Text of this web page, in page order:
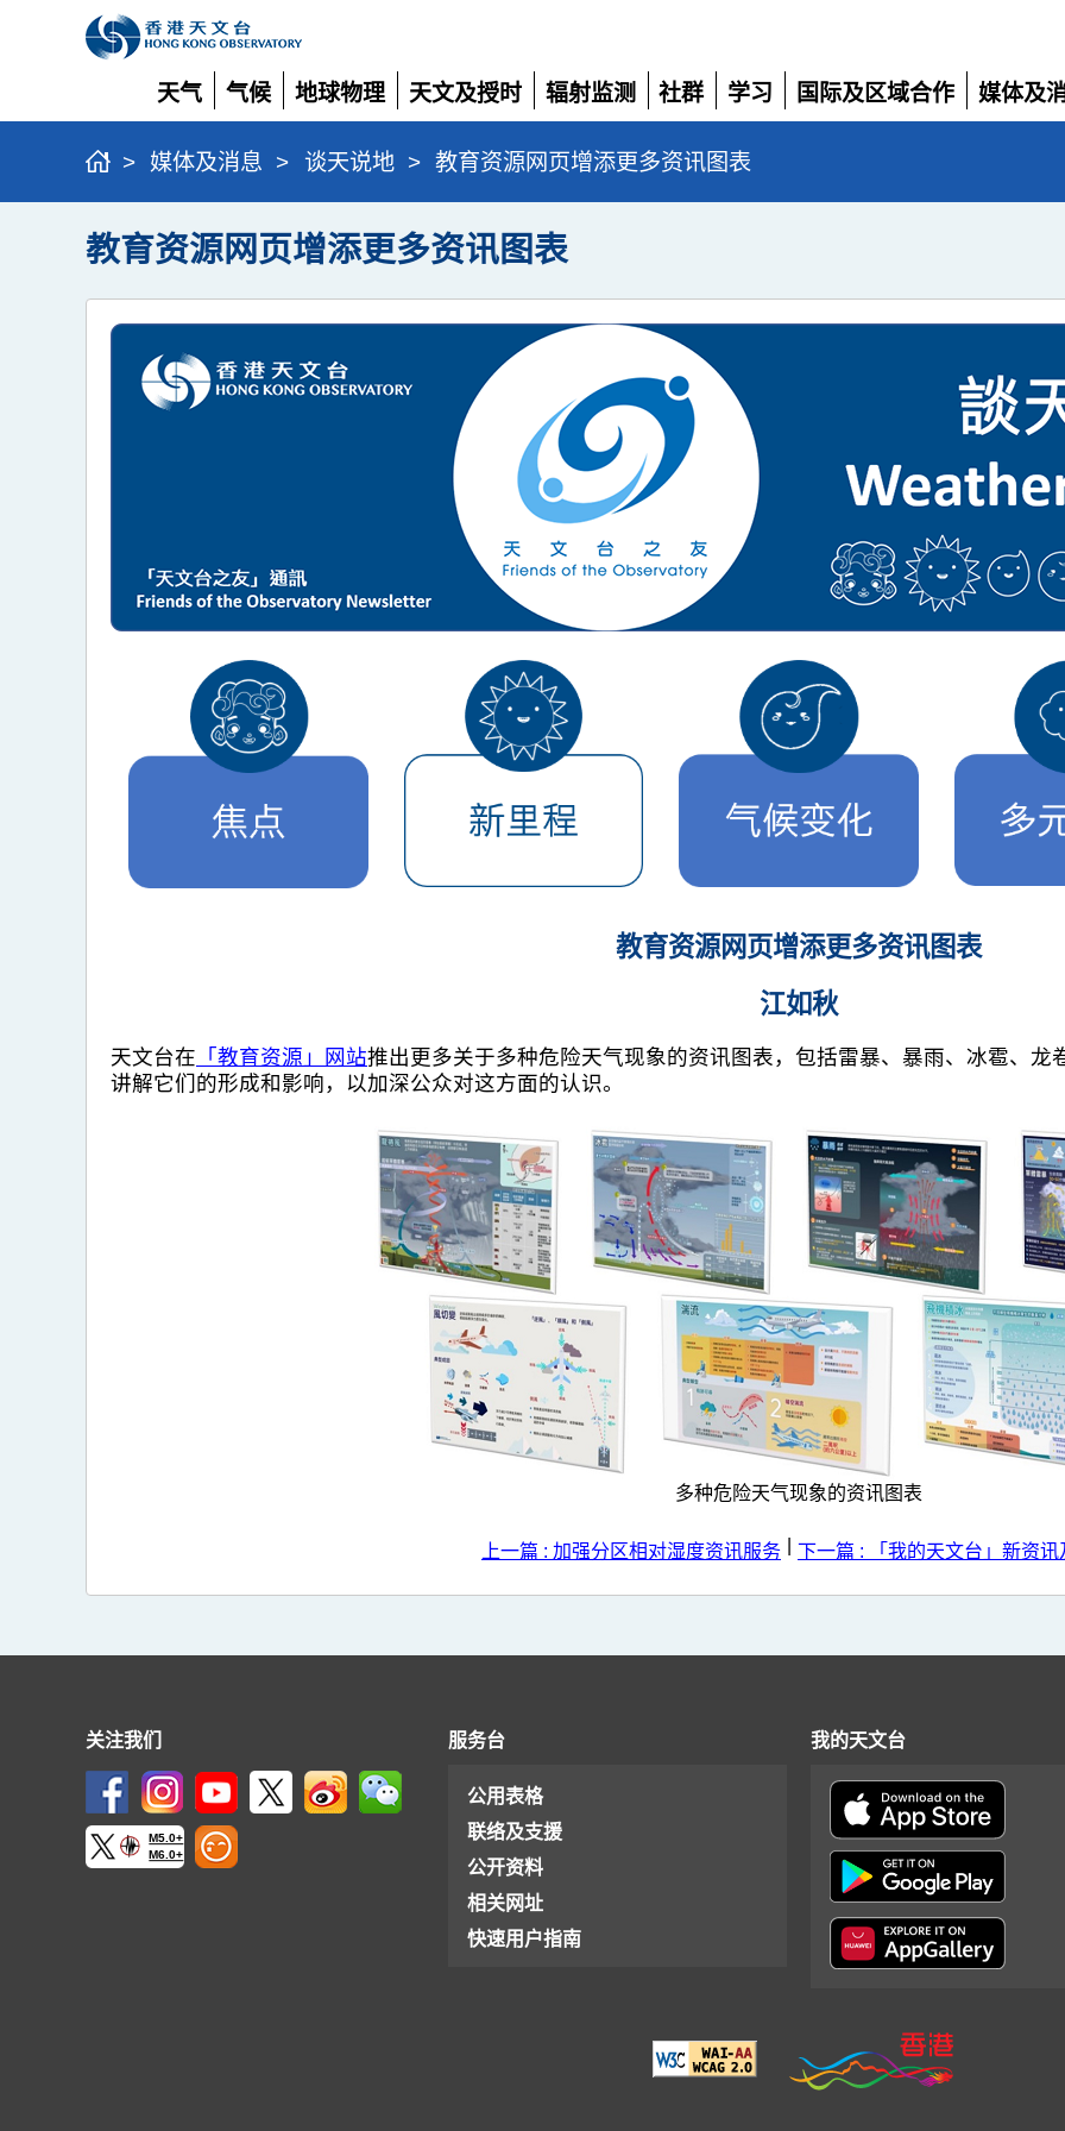
天气
展
开
气候
展
开
地球物理
展
开
天文及授时
展
开
辐射监测
展
开
社群
展
开
学习
展
开
国际及区域合作
展
媒体及
展
> 媒体及消息 > 谈天说地 > 教育资源网页增添更多资讯图表
教育资源网页增添更多资讯图表
教育资源网页增添更多资讯图表
江如秋
天文台在 「教育资源」网站推出更多关于多种危险天气现象的资讯图表，包括雷暴、暴雨、冰雹、
讲解它们的形成和影响，以加深公众对这方面的认识。
多种危险天气现象的资讯图表
上一篇 : 加强分区相对湿度资讯服务 下一篇 : 「我的天文台」新资讯
关注我们
M5.0+
M6.0+
服务台
公用表格
联络及支援
公开资料
相关网址
快速用户指南
我的天文台